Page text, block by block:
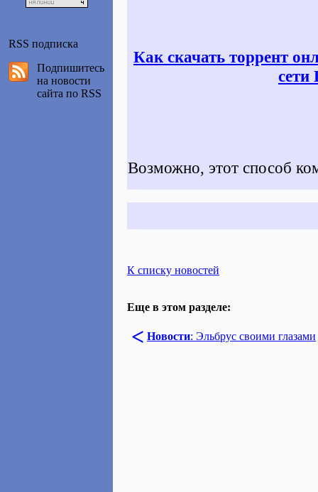
RSS подписка
Подпишитесь
на новости
сайта по RSS
Как скачать торрент
сети
Возможно, этот способ
К списку новостей
Еще в этом разделе:
< Новости: Эльбрус своими глазами